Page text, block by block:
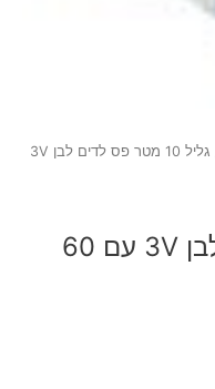
/ גליל 10 מטר פס לדים לבן 3V
גליל 10 מטר פס לדים לבן 3V עם 60